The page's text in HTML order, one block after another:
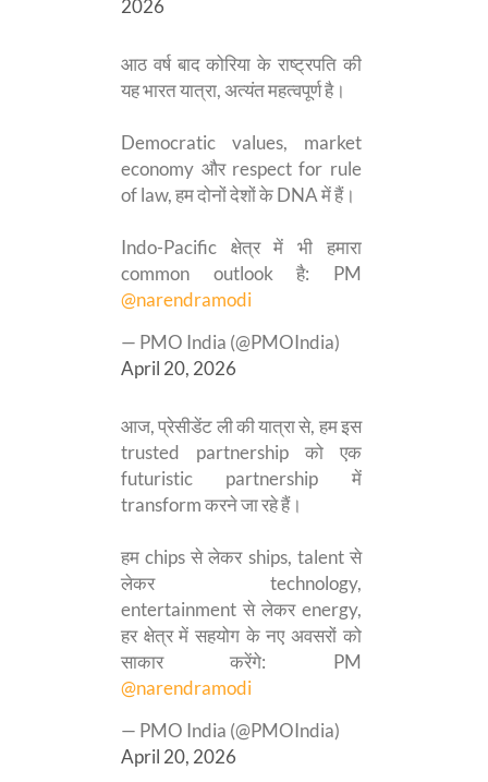
2026
आठ वर्ष बाद कोरिया के राष्ट्रपति की
यह भारत यात्रा, अत्यंत महत्वपूर्ण है।
Democratic values, market
economy और respect for rule
of law, हम दोनों देशों के DNA में हैं।
Indo-Pacific क्षेत्र में भी हमारा
common outlook है: PM
@narendramodi
— PMO India (@PMOIndia)
April 20, 2026
आज, प्रेसीडेंट ली की यात्रा से, हम इस
trusted partnership को एक
futuristic partnership में
transform करने जा रहे हैं।
हम chips से लेकर ships, talent से
लेकर technology,
entertainment से लेकर energy,
हर क्षेत्र में सहयोग के नए अवसरों को
साकार करेंगे: PM
@narendramodi
— PMO India (@PMOIndia)
April 20, 2026